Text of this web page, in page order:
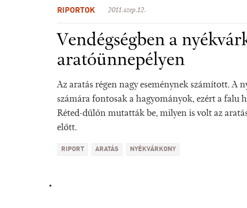
RIPORTOK 2011.szep.12.
Vendégségben a
aratóünnepélyen
Az aratás régen nagy eseménynek számított. A
számára fontosak a hagyományok, ezért a falu
Réted-dűlőn mutatták be, milyen is volt az
előtt.
RIPORT ARATÁS NYÉKVÁRKONY